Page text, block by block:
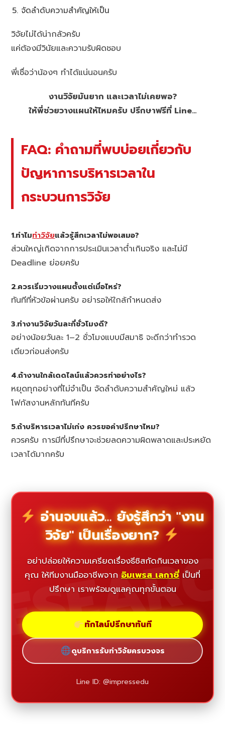
จัดลำดับความสำคัญให้เป็น
วิจัยไม่ได้น่ากลัวครับ
แค่ต้องมีวินัยและความรับผิดชอบ
พี่เชื่อว่าน้องๆ ทำได้แน่นอนครับ
งานวิจัยมันยาก และเวลาไม่เคยพอ?
ให้พี่ช่วยวางแผนให้ไหมครับ ปรึกษาฟรีที่ Line…
FAQ: คำถามที่พบบ่อยเกี่ยวกับ
ปัญหาการบริหารเวลาใน
กระบวนการวิจัย
1.ทำไมทำวิจัยแล้วรู้สึกเวลาไม่พอเสมอ?
ส่วนใหญ่เกิดจากการประเมินเวลาต่ำเกินจริง และไม่มี
Deadline ย่อยครับ
2.ควรเริ่มวางแผนตั้งแต่เมื่อไหร่?
ทันทีที่หัวข้อผ่านครับ อย่ารอให้ใกล้กำหนดส่ง
3.ทำงานวิจัยวันละกี่ชั่วโมงดี?
อย่างน้อยวันละ 1–2 ชั่วโมงแบบมีสมาธิ จะดีกว่าทำรวด
เดียวก่อนส่งครับ
4.ถ้างานใกล้เดดไลน์แล้วควรทำอย่างไร?
หยุดทุกอย่างที่ไม่จำเป็น จัดลำดับความสำคัญใหม่ แล้ว
โฟกัสงานหลักทันทีครับ
5.ถ้าบริหารเวลาไม่เก่ง ควรขอคำปรึกษาไหม?
ควรครับ การมีที่ปรึกษาจะช่วยลดความผิดพลาดและประหยัด
เวลาได้มากครับ
อ่านจบแล้ว... ยังรู้สึกว่า "งาน
วิจัย" เป็นเรื่องยาก?
อย่าปล่อยให้ความเครียดเรื่องธีซิสกัดกินเวลาของ
คุณ ให้ทีมงานมืออาชีพจาก อิมเพรส เลกาซี่ เป็นที่
ปรึกษา เราพร้อมดูแลคุณทุกขั้นตอน
ทักไลน์ปรึกษาทันที
ดูบริการรับทำวิจัยครบวงจร
Line ID: @impressedu